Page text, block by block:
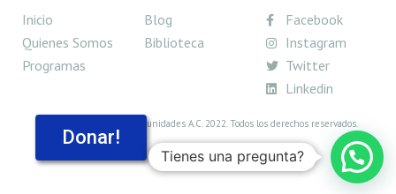
Donar!
Inicio
Quienes Somos
Programas
Blog
Biblioteca
Facebook
Instagram
Twitter
Linkedin
© Conselva, Costas y Comunidades A.C. 2022. Todos los derechos reservados.
Tienes una pregunta?